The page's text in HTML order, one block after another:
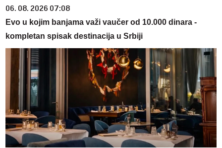
06. 08. 2026 07:08
Evo u kojim banjama važi vaučer od 10.000 dinara -
kompletan spisak destinacija u Srbiji